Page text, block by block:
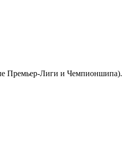
Премьер-Лиги и Чемпионшипа).